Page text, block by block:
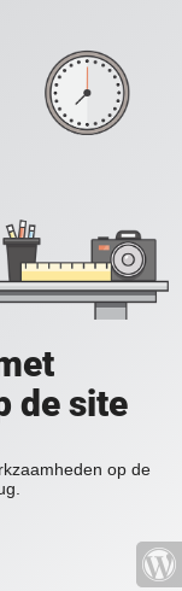
de site
op de